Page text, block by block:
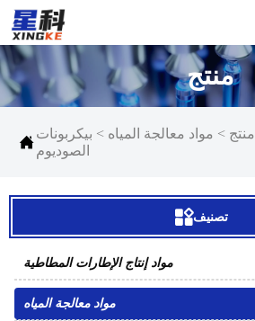
منتج
 منتج > مواد معالجة المياه > بيكربونات
الصوديوم
تصنيف
مواد إنتاج الإطارات المطاطية
مواد معالجة المياه